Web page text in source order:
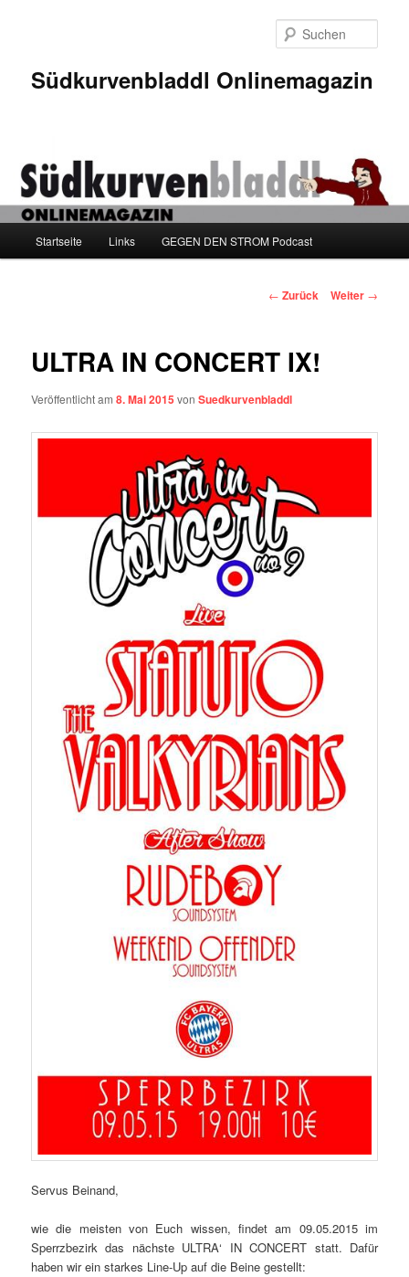
Südkurvenbladdl Onlinemagazin
Startseite Links GEGEN DEN STROM Podcast
Beitragsnavigation
← Zurück Weiter →
ULTRA IN CONCERT IX!
Veröffentlicht am8. Mai 2015 vonSuedkurvenbladdl
Servus Beinand,
wie die meisten von Euch wissen, findet am 09.05.2015 im
Sperrzbezirk das nächste ULTRA‘ IN CONCERT statt. Dafür
haben wir ein starkes Line-Up auf die Beine gestellt: